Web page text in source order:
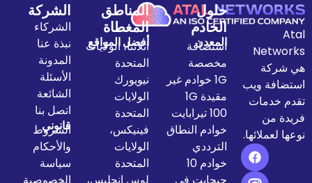
حلول
الخادم
المعدن
استضافة
مخصصة
1G خوادم غير
مقيدة 1G
100 تيرابايت
خوادم النطاق
الترددي
خوادم 10
المناطق
المغطاة
أفضل المواقع
اتلانتا، الولايات
المتحدة
نيويورك
الولايات
المتحدة
فينيكس،
الولايات
المتحدة
الشركة
الشركاء
نبذة عنا
المدونة
الأسئلة
الشائعة
اتصل بنا
قانوني
الشروط
والأحكام
سياسة